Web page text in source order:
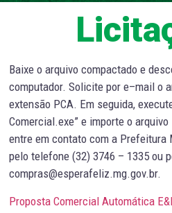
Baixe o arquivo compactado e
computador. Solicite por e–mail o
extensão PCA. Em seguida,
Comercial.exe” e importe o
entre em contato com a Prefeitura
pelo telefone (32) 3746 – 1335 ou
compras@esperafeliz.mg.gov.br.
Proposta Comercial Automática